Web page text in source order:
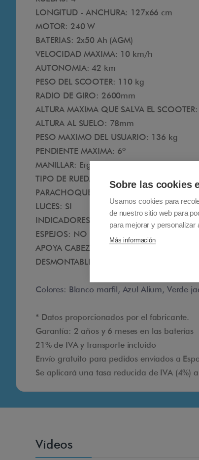
LONGITUD - ANCHURA: 127x66 cm
MOTOR: 240 W
BATERIAS: 2x50 Ah (AGM)
VELOCIDAD MAXIMA: 10 km/h
AUTONOMIA: 42 km
PESO DEL SCOOTER: 110 kg
RADIO DE GIRO: 2600mm
ALTURA MAXIMA QUE SALVA EL
ALTURA AL SUELO: 78mm
PESO MAXIMO DEL USUARIO: 136 kg
PENDIENTE MAXIMA: 6º
MANILLAR: Ergonómico
TIPO DE RUEDA: Neumática
PARACHOQUES: NO
LUCES: SI
INDICADORES: SI
ESPEJOS: NO
APOYA CABEZA: SI
DESMONTABLE: NO
Colores: Blanco marfil, Azul Alium, Verde
* Datos proporcionados por el fabricante.
Garantía: 2 años y 6 meses en las baterías
21% de IVA y transporte incluido
Envío gratuito para pedidos enviados a
Se aplicará una tasa reducida de IVA
Vídeos
Sobre las cookies
Usamos cookies para
de nuestro sitio web para
para mejorar y personalizar
Más información